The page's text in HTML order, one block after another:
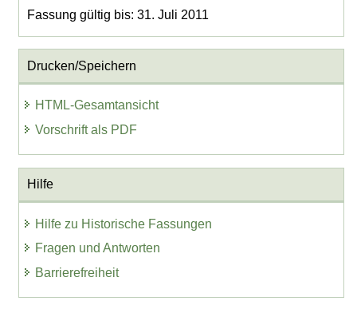
Fassung gültig bis: 31. Juli 2011
Drucken/Speichern
HTML-Gesamtansicht
Vorschrift als PDF
Hilfe
Hilfe zu Historische Fassungen
Fragen und Antworten
Barrierefreiheit